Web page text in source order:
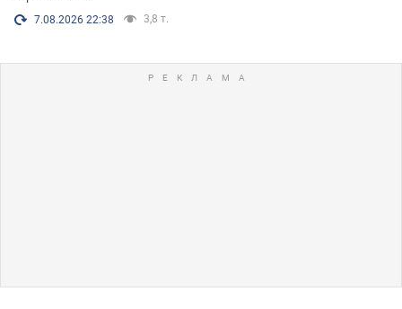
7.08.2026 22:38 3,8 т.